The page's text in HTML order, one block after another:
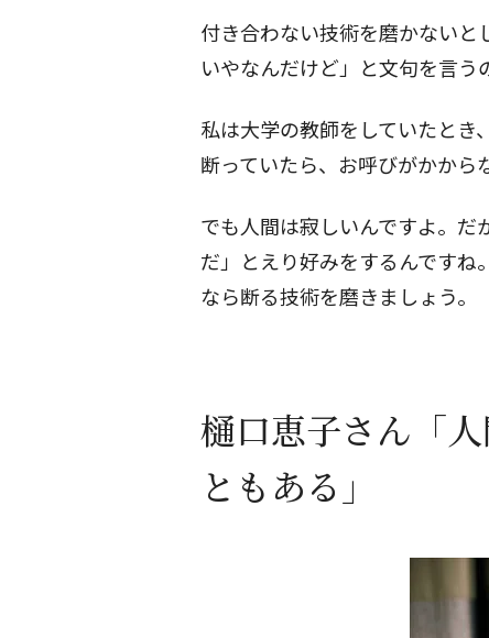
付き合わない技術を磨かない
いやなんだけど」と文句を言う
私は大学の教師をしていたとき
断っていたら、お呼びがかから
でも人間は寂しいんですよ。だ
だ」とえり好みをするんです
なら断る技術を磨きましょう。
樋口恵子さん「
ともある」